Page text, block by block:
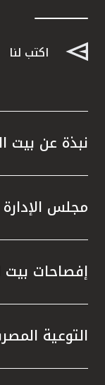
اكتب لنا
نبذة عن بيت
مجلس الإدارة
إفصاحات بيت
التوعية